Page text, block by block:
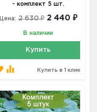
- комплект 5 шт.
Цена: 2 630 ₽ 2 440 ₽
В наличии
Купить
Купить в 1 клик